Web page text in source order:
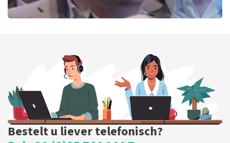
BESTEL NU
Bestelt u liever telefonisch?